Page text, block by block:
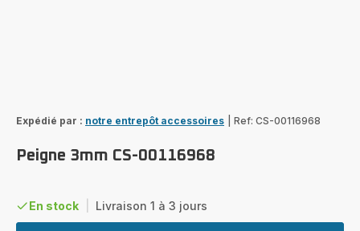
Expédié par : notre entrepôt accessoires Ref: CS-00116968
Peigne 3mm CS-00116968
En stock Livraison 1 à 3 jours